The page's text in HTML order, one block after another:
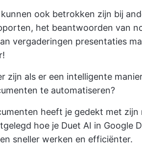
ook betrokken zijn bij
het beantwoorden van
vergaderingen presentaties
zijn als er een intelligente
te automatiseren?
heeft je gedekt met
hoe je Duet AI in Google
sneller werken en efficiënter.